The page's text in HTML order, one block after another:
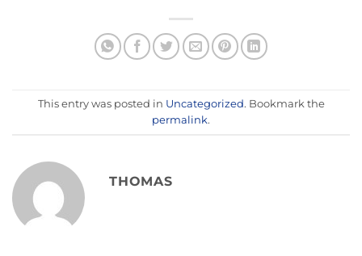
This entry was posted in Uncategorized. Bookmark the
permalink.
THOMAS